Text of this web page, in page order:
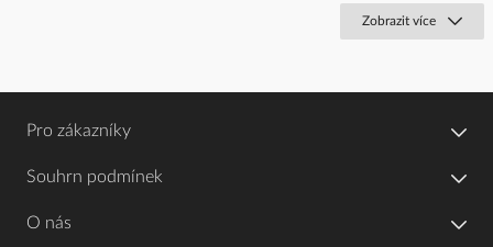
Zobrazit více
Pro zákazníky
Souhrn podmínek
O nás